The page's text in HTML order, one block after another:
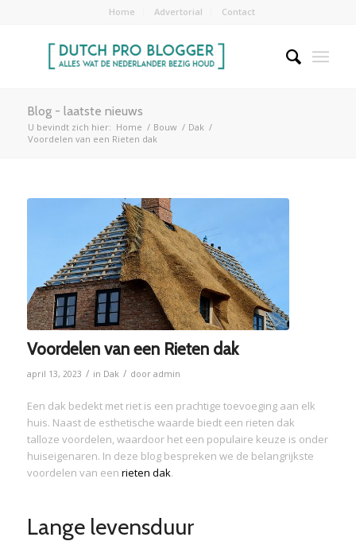
Home Advertorial Contact
Blog - laatste nieuws
U bevindt zich hier: Home / Bouw / Dak /
Voordelen van een Rieten dak
Voordelen van een Rieten dak
april 13, 2023 / in Dak / door admin
Een dak bedekt met riet is een prachtige toevoeging aan elk
huis. Naast de esthetische waarde biedt een rieten dak
talloze voordelen, waardoor het een populaire keuze is onder
huiseigenaren. In deze blog bespreken we de belangrijkste
voordelen van een rieten dak.
Lange levensduur